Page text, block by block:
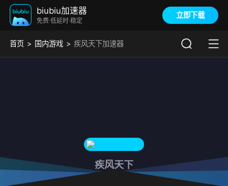
biubiu加速器
免费·低延时·稳定
立即下载
首页 国内游戏 疾风天下加速器
疾风天下